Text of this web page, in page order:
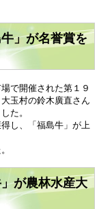
」が名誉賞を
で開催された第１９
玉村の鈴木廣直さん
た。
し、「福島牛」が上
が農林水産大